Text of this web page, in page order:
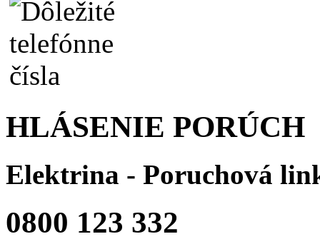
HLÁSENIE PORÚCH
Elektrina - Poruchová
0800 123 332